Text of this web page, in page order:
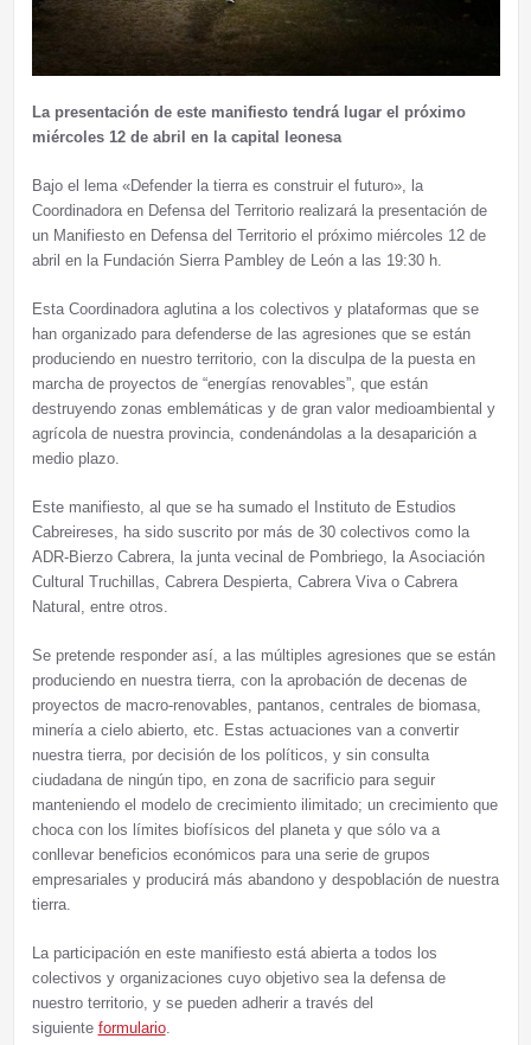
La presentación de este manifiesto tendrá lugar el próximo
miércoles 12 de abril en la capital leonesa
Bajo el lema «Defender la tierra es construir el futuro», la
Coordinadora en Defensa del Territorio realizará la presentación de
un Manifiesto en Defensa del Territorio el próximo miércoles 12 de
abril en la Fundación Sierra Pambley de León a las 19:30 h.
Esta Coordinadora aglutina a los colectivos y plataformas que se
han organizado para defenderse de las agresiones que se están
produciendo en nuestro territorio, con la disculpa de la puesta en
marcha de proyectos de “energías renovables”, que están
destruyendo zonas emblemáticas y de gran valor medioambiental y
agrícola de nuestra provincia, condenándolas a la desaparición a
medio plazo.
Este manifiesto, al que se ha sumado el Instituto de Estudios
Cabreireses, ha sido suscrito por más de 30 colectivos como la
ADR-Bierzo Cabrera, la junta vecinal de Pombriego, la Asociación
Cultural Truchillas, Cabrera Despierta, Cabrera Viva o Cabrera
Natural, entre otros.
Se pretende responder así, a las múltiples agresiones que se están
produciendo en nuestra tierra, con la aprobación de decenas de
proyectos de macro-renovables, pantanos, centrales de biomasa,
minería a cielo abierto, etc. Estas actuaciones van a convertir
nuestra tierra, por decisión de los políticos, y sin consulta
ciudadana de ningún tipo, en zona de sacrificio para seguir
manteniendo el modelo de crecimiento ilimitado; un crecimiento que
choca con los límites biofísicos del planeta y que sólo va a
conllevar beneficios económicos para una serie de grupos
empresariales y producirá más abandono y despoblación de nuestra
tierra.
La participación en este manifiesto está abierta a todos los
colectivos y organizaciones cuyo objetivo sea la defensa de
nuestro territorio, y se pueden adherir a través del
siguiente formulario.